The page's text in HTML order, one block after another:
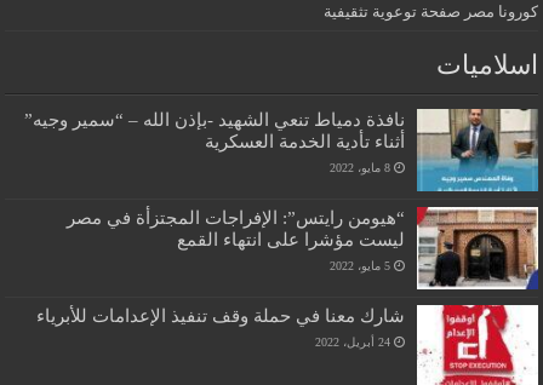
كورونا مصر صفحة توعوية تثقيفية
اسلاميات
نافذة دمياط تنعي الشهيد -بإذن الله – “سمير وجيه”
أثناء تأدية الخدمة العسكرية
8 مايو، 2022
“هيومن رايتس”: الإفراجات المجتزأة في مصر
ليست مؤشرا على انتهاء القمع
5 مايو، 2022
شارك معنا في حملة وقف تنفيذ الإعدامات للأبرياء
24 أبريل، 2022